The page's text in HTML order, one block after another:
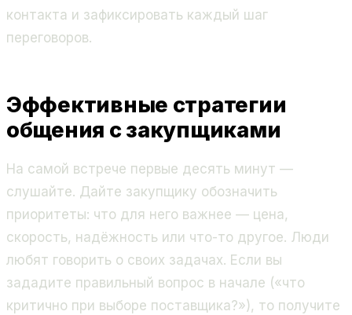
контакта и зафиксировать каждый шаг
переговоров.
Эффективные стратегии
общения с закупщиками
На самой встрече первые десять минут —
слушайте. Дайте закупщику обозначить
приоритеты: что для него важнее — цена,
скорость, надёжность или что-то другое. Люди
любят говорить о своих задачах. Если вы
зададите правильный вопрос в начале («что
критично при выборе поставщика?»), то получите